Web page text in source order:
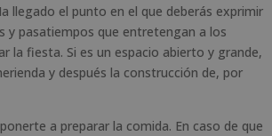
llegado el punto en el que deberás exprimir
y pasatiempos que entretengan a los
la fiesta. Si es un espacio abierto y grande,
y después la construcción de, por
a preparar la comida. En caso de que